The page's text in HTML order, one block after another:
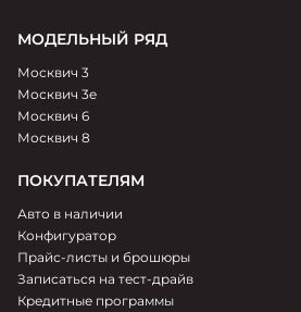
МОДЕЛЬНЫЙ РЯД
Москвич 3
Москвич 3e
Москвич 6
Москвич 8
ПОКУПАТЕЛЯМ
Авто в наличии
Конфигуратор
Прайс-листы и брошюры
Записаться на тест-драйв
Кредитные программы